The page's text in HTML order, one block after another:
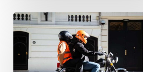
El
Mundial
fútbol